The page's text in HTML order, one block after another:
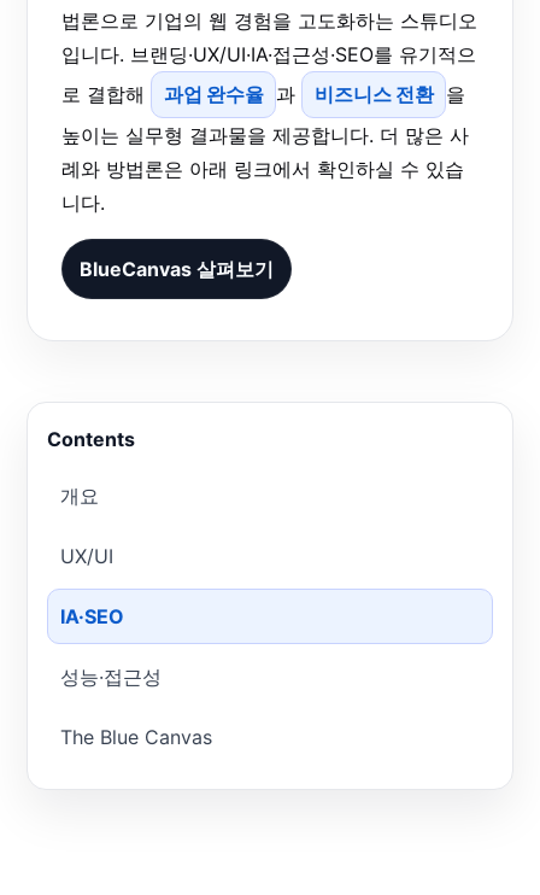
법론으로 기업의 웹 경험을 고도화하는 스튜디오
입니다. 브랜딩·UX/UI·IA·접근성·SEO를 유기적으
로 결합해
과업 완수율 과 비즈니스 전환 을
높이는 실무형 결과물을 제공합니다. 더 많은 사
례와 방법론은 아래 링크에서 확인하실 수 있습
니다.
BlueCanvas 살펴보기
Contents
개요
UX/UI
IA·SEO
성능·접근성
The Blue Canvas